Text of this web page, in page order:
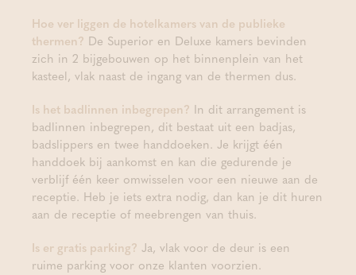
Hoe ver liggen de hotelkamers van de publieke
thermen? De Superior en Deluxe kamers bevinden
zich in 2 bijgebouwen op het binnenplein van het
kasteel, vlak naast de ingang van de thermen dus.
Is het badlinnen inbegrepen? In dit arrangement is
badlinnen inbegrepen, dit bestaat uit een badjas,
badslippers en twee handdoeken. Je krijgt één
handdoek bij aankomst en kan die gedurende je
verblijf één keer omwisselen voor een nieuwe aan de
receptie. Heb je iets extra nodig, dan kan je dit huren
aan de receptie of meebrengen van thuis.
Is er gratis parking? Ja, vlak voor de deur is een
ruime parking voor onze klanten voorzien.